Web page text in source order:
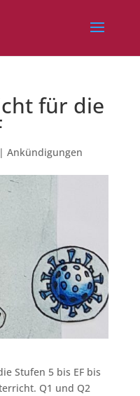
für die
| Ankündigungen
Stufen 5 bis EF bis
Q1 und Q2